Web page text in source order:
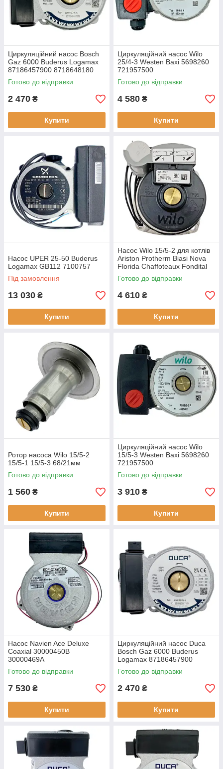
Циркуляційний насос Bosch
Gaz 6000 Buderus Logamax
87186457900 8718648180
Duca
Готово до відправки
2 470 ₴
Купити
Циркуляційний насос Wilo
25/4-3 Westen Baxi 5698260
721957500
Готово до відправки
4 580 ₴
Купити
Насос UPER 25-50 Buderus
Logamax GB112 7100757
Під замовлення
13 030 ₴
Купити
Насос Wilo 15/5-2 для котлів
Ariston Protherm Biasi Nova
Florida Chaffoteaux Fondital
Готово до відправки
4 610 ₴
Купити
Ротор насоса Wilo 15/5-2
15/5-1 15/5-3 68/21мм
Готово до відправки
1 560 ₴
Купити
Циркуляційний насос Wilo
15/5-3 Westen Baxi 5698260
721957500
Готово до відправки
3 910 ₴
Купити
Насос Navien Ace Deluxe
Coaxial 30000450B
30000469А
Готово до відправки
7 530 ₴
Купити
Циркуляційний насос Duca
Bosch Gaz 6000 Buderus
Logamax 87186457900
8718648181
Готово до відправки
2 470 ₴
Купити